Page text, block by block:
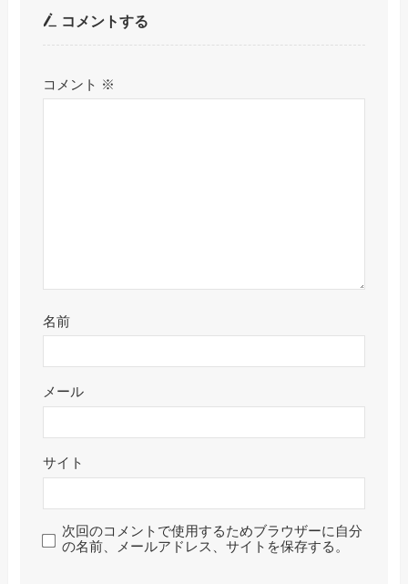
コメントする
コメント ※
名前
メール
サイト
次回のコメントで使用するためブラウザーに自分
の名前、メールアドレス、サイトを保存する。